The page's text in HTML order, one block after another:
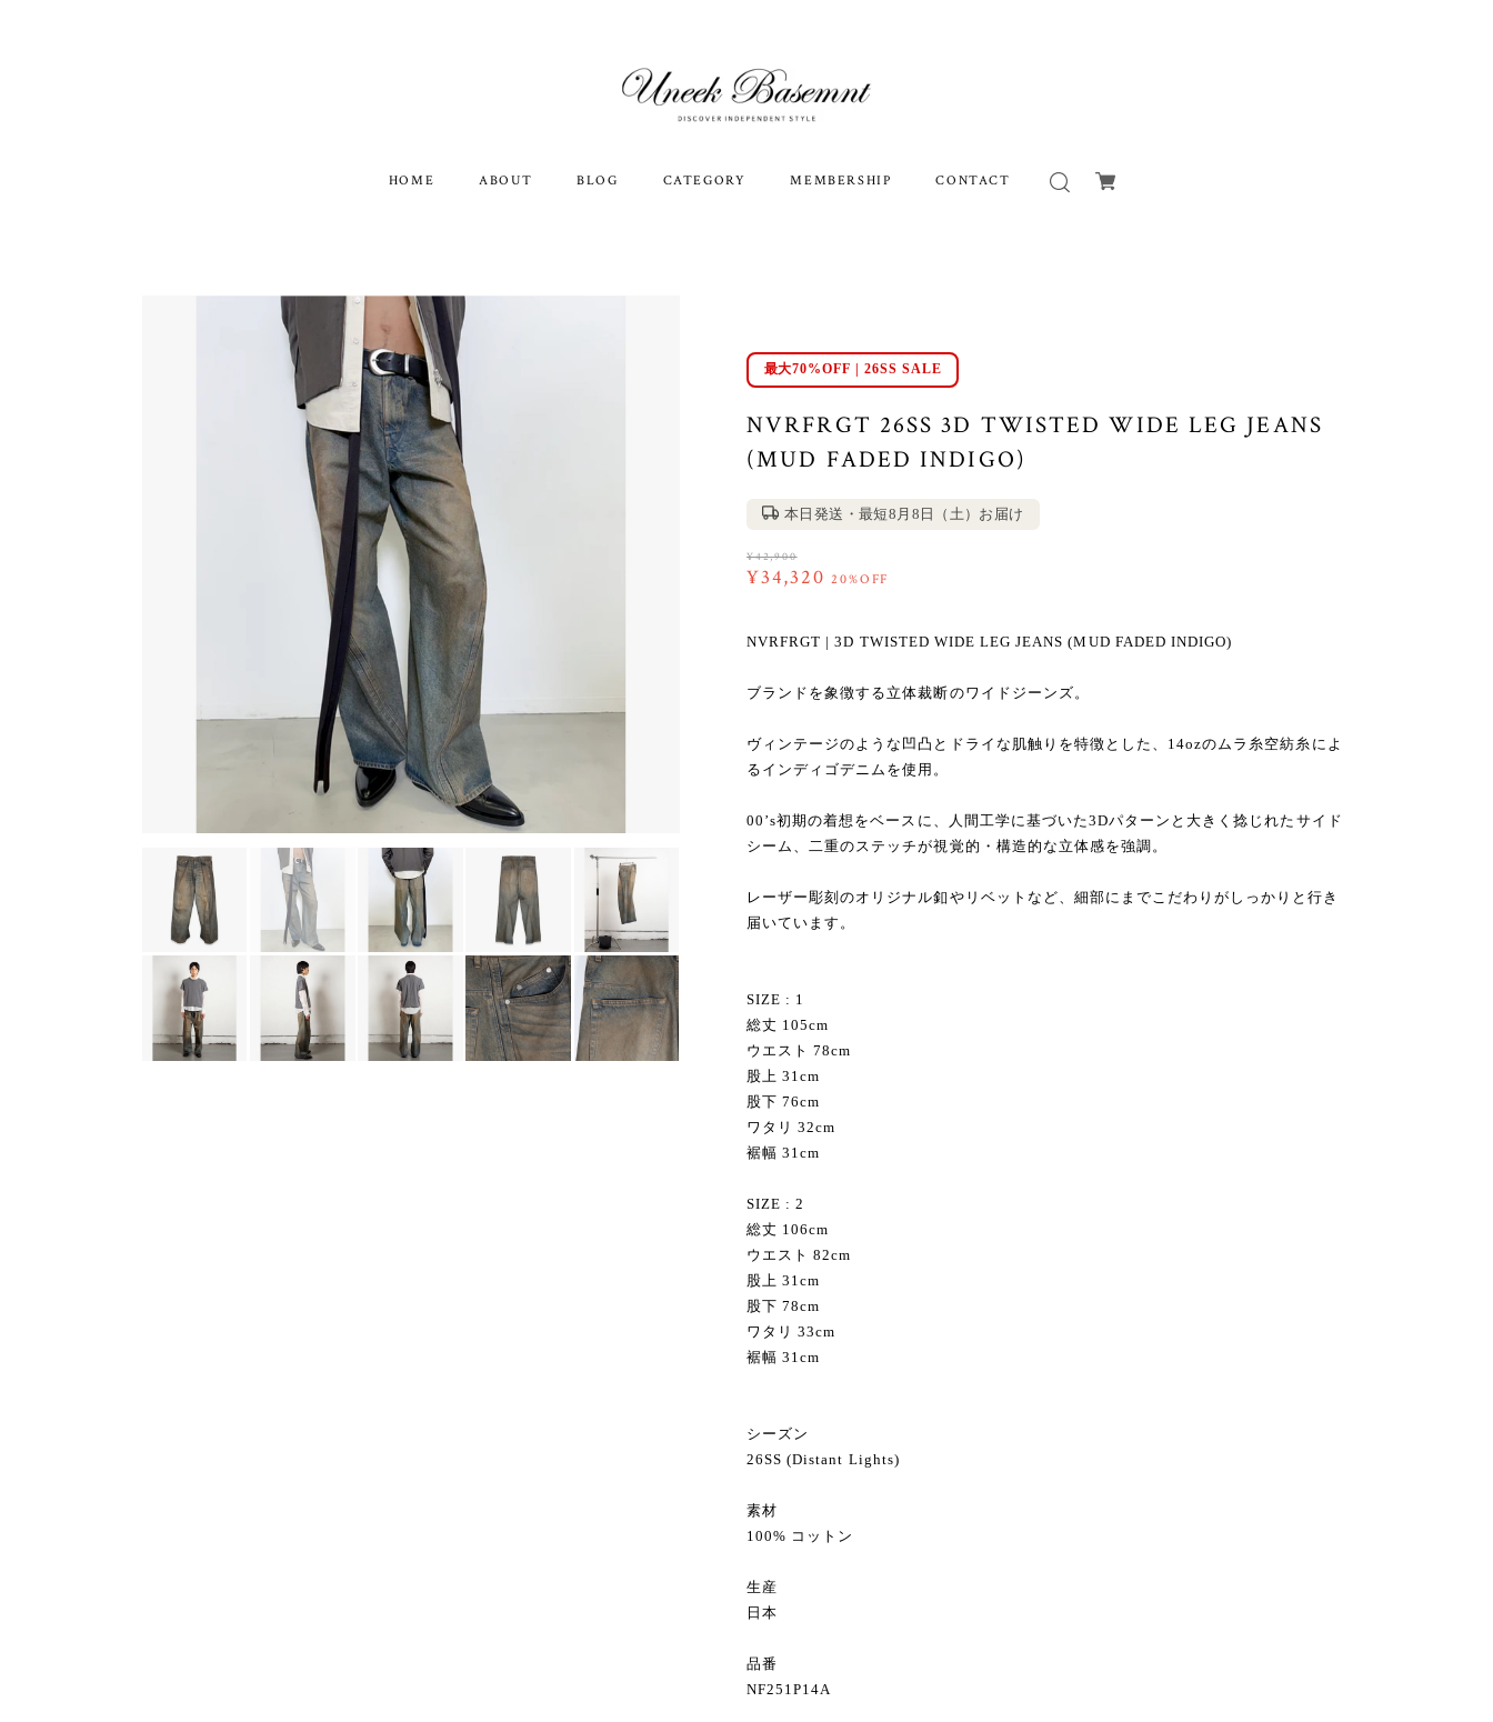
HOME ABOUT BLOG CATEGORY MEMBERSHIP CONTACT
最大70%OFF | 26SS SALE
NVRFRGT 26SS 3D TWISTED WIDE LEG JEANS
(MUD FADED INDIGO)
本日発送・最短8月8日（土）お届け
¥42,900
¥34,320 20%OFF
NVRFRGT | 3D TWISTED WIDE LEG JEANS (MUD FADED INDIGO)
ブランドを象徴する立体裁断のワイドジーンズ。
ヴィンテージのような凹凸とドライな肌触りを特徴とした、14ozのムラ糸空紡糸によ
るインディゴデニムを使用。
00’s初期の着想をベースに、人間工学に基づいた3Dパターンと大きく捻じれたサイド
シーム、二重のステッチが視覚的・構造的な立体感を強調。
レーザー彫刻のオリジナル釦やリベットなど、細部にまでこだわりがしっかりと行き
届いています。
SIZE : 1
総丈 105cm
ウエスト 78cm
股上 31cm
股下 76cm
ワタリ 32cm
裾幅 31cm
SIZE : 2
総丈 106cm
ウエスト 82cm
股上 31cm
股下 78cm
ワタリ 33cm
裾幅 31cm
シーズン
26SS (Distant Lights)
素材
100% コットン
生産
日本
品番
NF251P14A